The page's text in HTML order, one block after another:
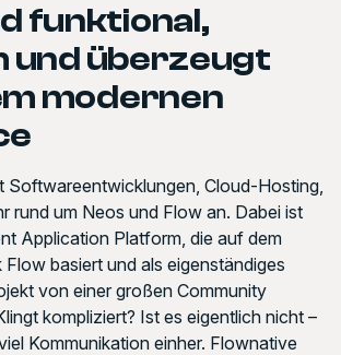
funktional,
und überzeugt
modernen
Softwareentwicklungen, Cloud-Hosting,
rund um Neos und Flow an. Dabei ist
Application Platform, die auf dem
basiert und als eigenständiges
von einer großen Community
kompliziert? Ist es eigentlich nicht –
Kommunikation einher. Flownative